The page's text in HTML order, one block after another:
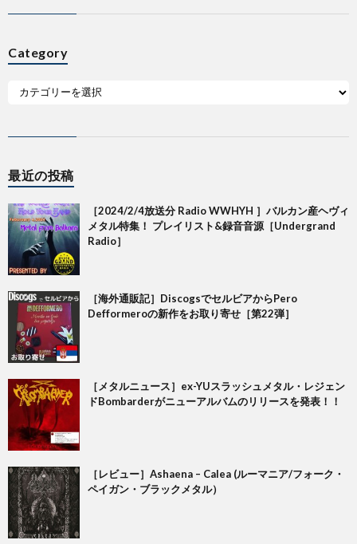
Category
最近の投稿
［2024/2/4放送分 Radio WWHYH ］バルカン産ヘヴィ
メタル特集！ プレイリスト&録音音源［Undergrand
Radio］
［海外通販記］DiscogsでセルビアからPero
Defformeroの新作をお取り寄せ［第22弾］
［メタルニュース］ex-YUスラッシュメタル・レジェン
ドBombarderがニューアルバムのリリースを発表！！
［レビュー］Ashaena – Calea (ルーマニア/フォーク・
ペイガン・ブラックメタル）